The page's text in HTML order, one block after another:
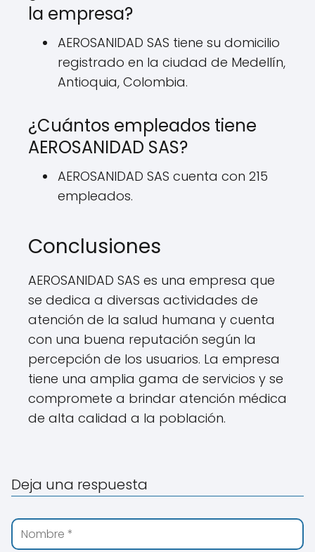
la empresa?
AEROSANIDAD SAS tiene su domicilio
registrado en la ciudad de Medellín,
Antioquia, Colombia.
¿Cuántos empleados tiene
AEROSANIDAD SAS?
AEROSANIDAD SAS cuenta con 215
empleados.
Conclusiones
AEROSANIDAD SAS es una empresa que
se dedica a diversas actividades de
atención de la salud humana y cuenta
con una buena reputación según la
percepción de los usuarios. La empresa
tiene una amplia gama de servicios y se
compromete a brindar atención médica
de alta calidad a la población.
Deja una respuesta